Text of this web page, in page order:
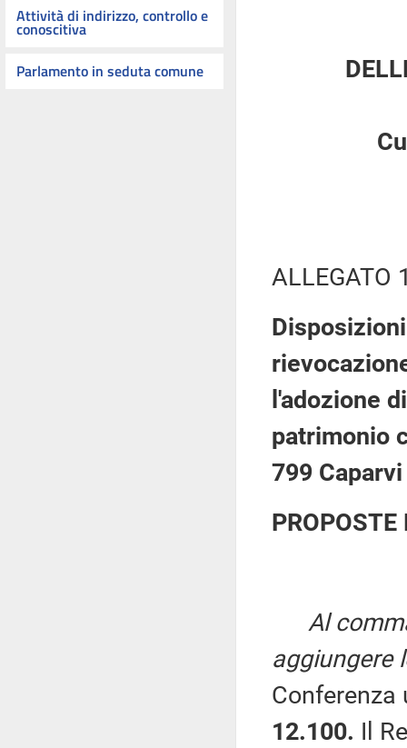
Attività di indirizzo, controllo e
conoscitiva
Parlamento in seduta comune
ALLEGATO
l'adozione
patrimonio
799
Al
aggiungere
Conferenza
12.100. Il